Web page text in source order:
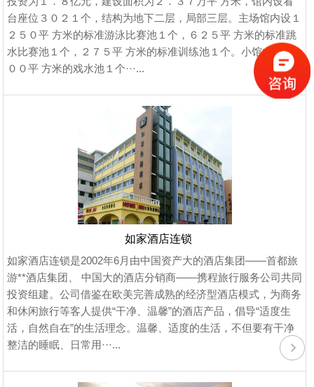
台座位３０２１个，结构为地下二层，局部三层。主场馆内设１
２５０平 方米的标准游泳比赛池１个，６２５平 方米的标准跳
水比赛池１个，２７５平 方米的标准训练池１个。小馆内设８
００平 方米的戏水池１个···...
如家酒店连锁
如家酒店连锁是2002年6月由中国资产大的酒店集团――首都旅
游**酒店集团、 中国大的酒店分销商――携程旅行服务公司共同
投资组建。公司借鉴在欧美完善成熟的经济型酒店模式，为商务
和休闲旅行等客人提供“干净、温馨”的酒店产品，倡导“适度生
活，自然自在”的生活理念。温馨、适度的生活，不但要有干净
整洁的睡眠、日常用···...